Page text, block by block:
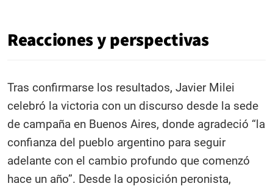
Reacciones y perspectivas
Tras confirmarse los resultados, Javier Milei
celebró la victoria con un discurso desde la sede
de campaña en Buenos Aires, donde agradeció “la
confianza del pueblo argentino para seguir
adelante con el cambio profundo que comenzó
hace un año”. Desde la oposición peronista,